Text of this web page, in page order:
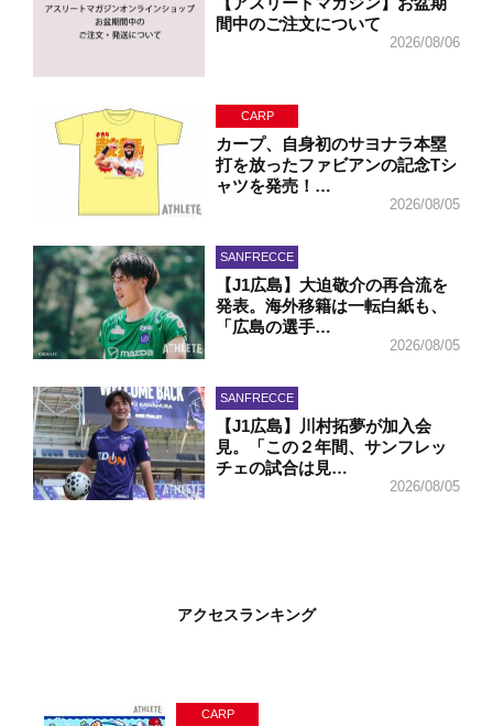
間中のご注文について
2026/08/06
CARP
カープ、自身初のサヨナラ本塁
打を放ったファビアンの記念Tシ
ャツを発売！…
2026/08/05
SANFRECCE
【J1広島】大迫敬介の再合流を
発表。海外移籍は一転白紙も、
「広島の選手…
2026/08/05
SANFRECCE
【J1広島】川村拓夢が加入会
見。「この２年間、サンフレッ
チェの試合は見…
2026/08/05
アクセスランキング
CARP